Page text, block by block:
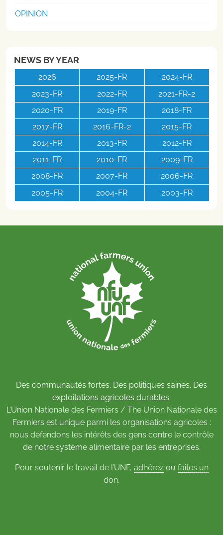
OPINION
NEWS BY YEAR
2026 2025-FR
2024-FR
2023-FR
2022-FR
2021-FR-2
2020-FR
2019-FR
2018-FR
2017-FR
2016-FR-2
2015-FR
2014-FR
2013-FR
2012-FR
2011-FR
2010-FR
2009-FR
2008-FR
2007-FR
2006-FR
2005-FR
2004-FR 2003-FR
Des communautés fortes. Des politiques saines. Des
exploitations agricoles durables.
L’Union Nationale des Fermiers / The Union Nationale des
Fermiers est unique parmi les organisations agricoles :
nous défendons les intérêts des gens contre le contrôle
de notre système alimentaire par les entreprises.
Pour soutenir le travail de l’UNF, adhérezou faites un
don.